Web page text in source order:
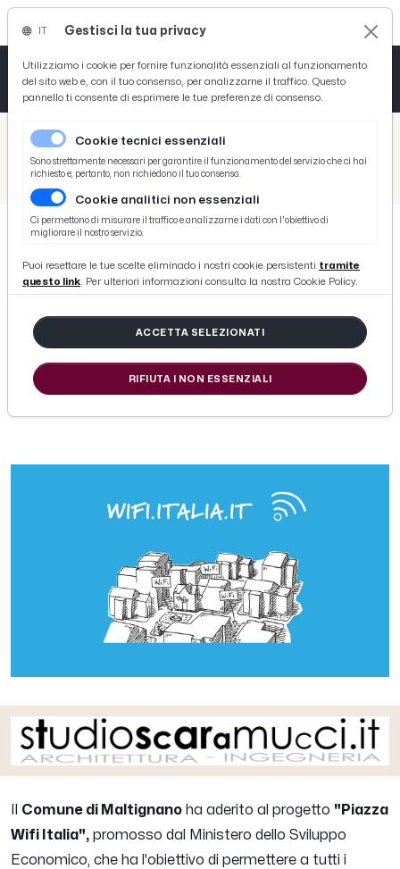
/ Picenotime
/ Comunicati Stampa
Maltignano, Comune aderisce a ''Piazza Wifi Italia'' per connessione gratuita
Maltignano, Comune aderisce a
''Piazza Wifi Italia'' per
connessione gratuita
di Redazione Picenotime
Comune di Maltignano ha aderito al progetto "Piazza
Wifi Italia", promosso dal Ministero dello Sviluppo
Economico, che ha l'obiettivo di permettere a tutti i
Gestisci la tua privacy
Utilizziamo i cookie per fornire funzionalità essenziali al funzionamento
del sito web e, con il tuo consenso, per analizzarne il traffico. Questo
pannello ti consente di esprimere le tue preferenze di consenso.
Cookie tecnici essenziali
Sono strettamente necessari per garantire il funzionamento del servizio che ci hai
richiesto e, pertanto, non richiedono il tuo consenso.
Cookie analitici non essenziali
Ci permettono di misurare il traffico e analizzarne i dati con l'obiettivo di
migliorare il nostro servizio.
Puoi resettare le tue scelte eliminado i nostri cookie persistenti tramite
questo link. Per ulteriori informazioni consulta la nostra Cookie Policy.
ACCETTA SELEZIONATI
RIFIUTA I NON ESSENZIALI
Tutto News
Tutto Sport
Basket
Ciclismo
Tutto Curiosità